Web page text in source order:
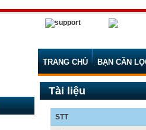
TRANG CHỦ BẠN CẦN
Tài liệu
STT